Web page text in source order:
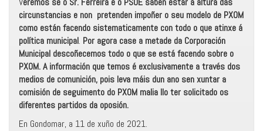
circunstancias e non pretenden impoñer o seu modelo de PXOM
como están facendo sistematicamente con todo o que atinxe á
política municipal. Por agora case a metade da Corporación
Municipal descoñecemos todo o que se está facendo sobre o
PXOM. A información que temos é exclusivamente a través dos
medios de comunición, pois leva máis dun ano sen xuntar a
comisión de seguimento do PXOM malia llo ter solicitado os
diferentes partidos da oposión.
En Gondomar, a 11 de xuño de 2021.